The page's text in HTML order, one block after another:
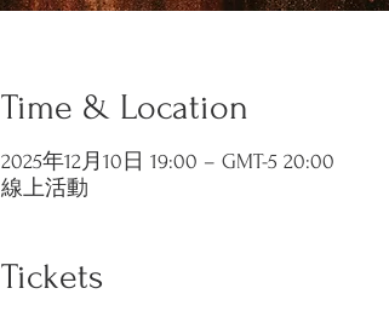
Time & Location
2025年12月10日 19:00 – GMT-5 20:00
線上活動
Tickets